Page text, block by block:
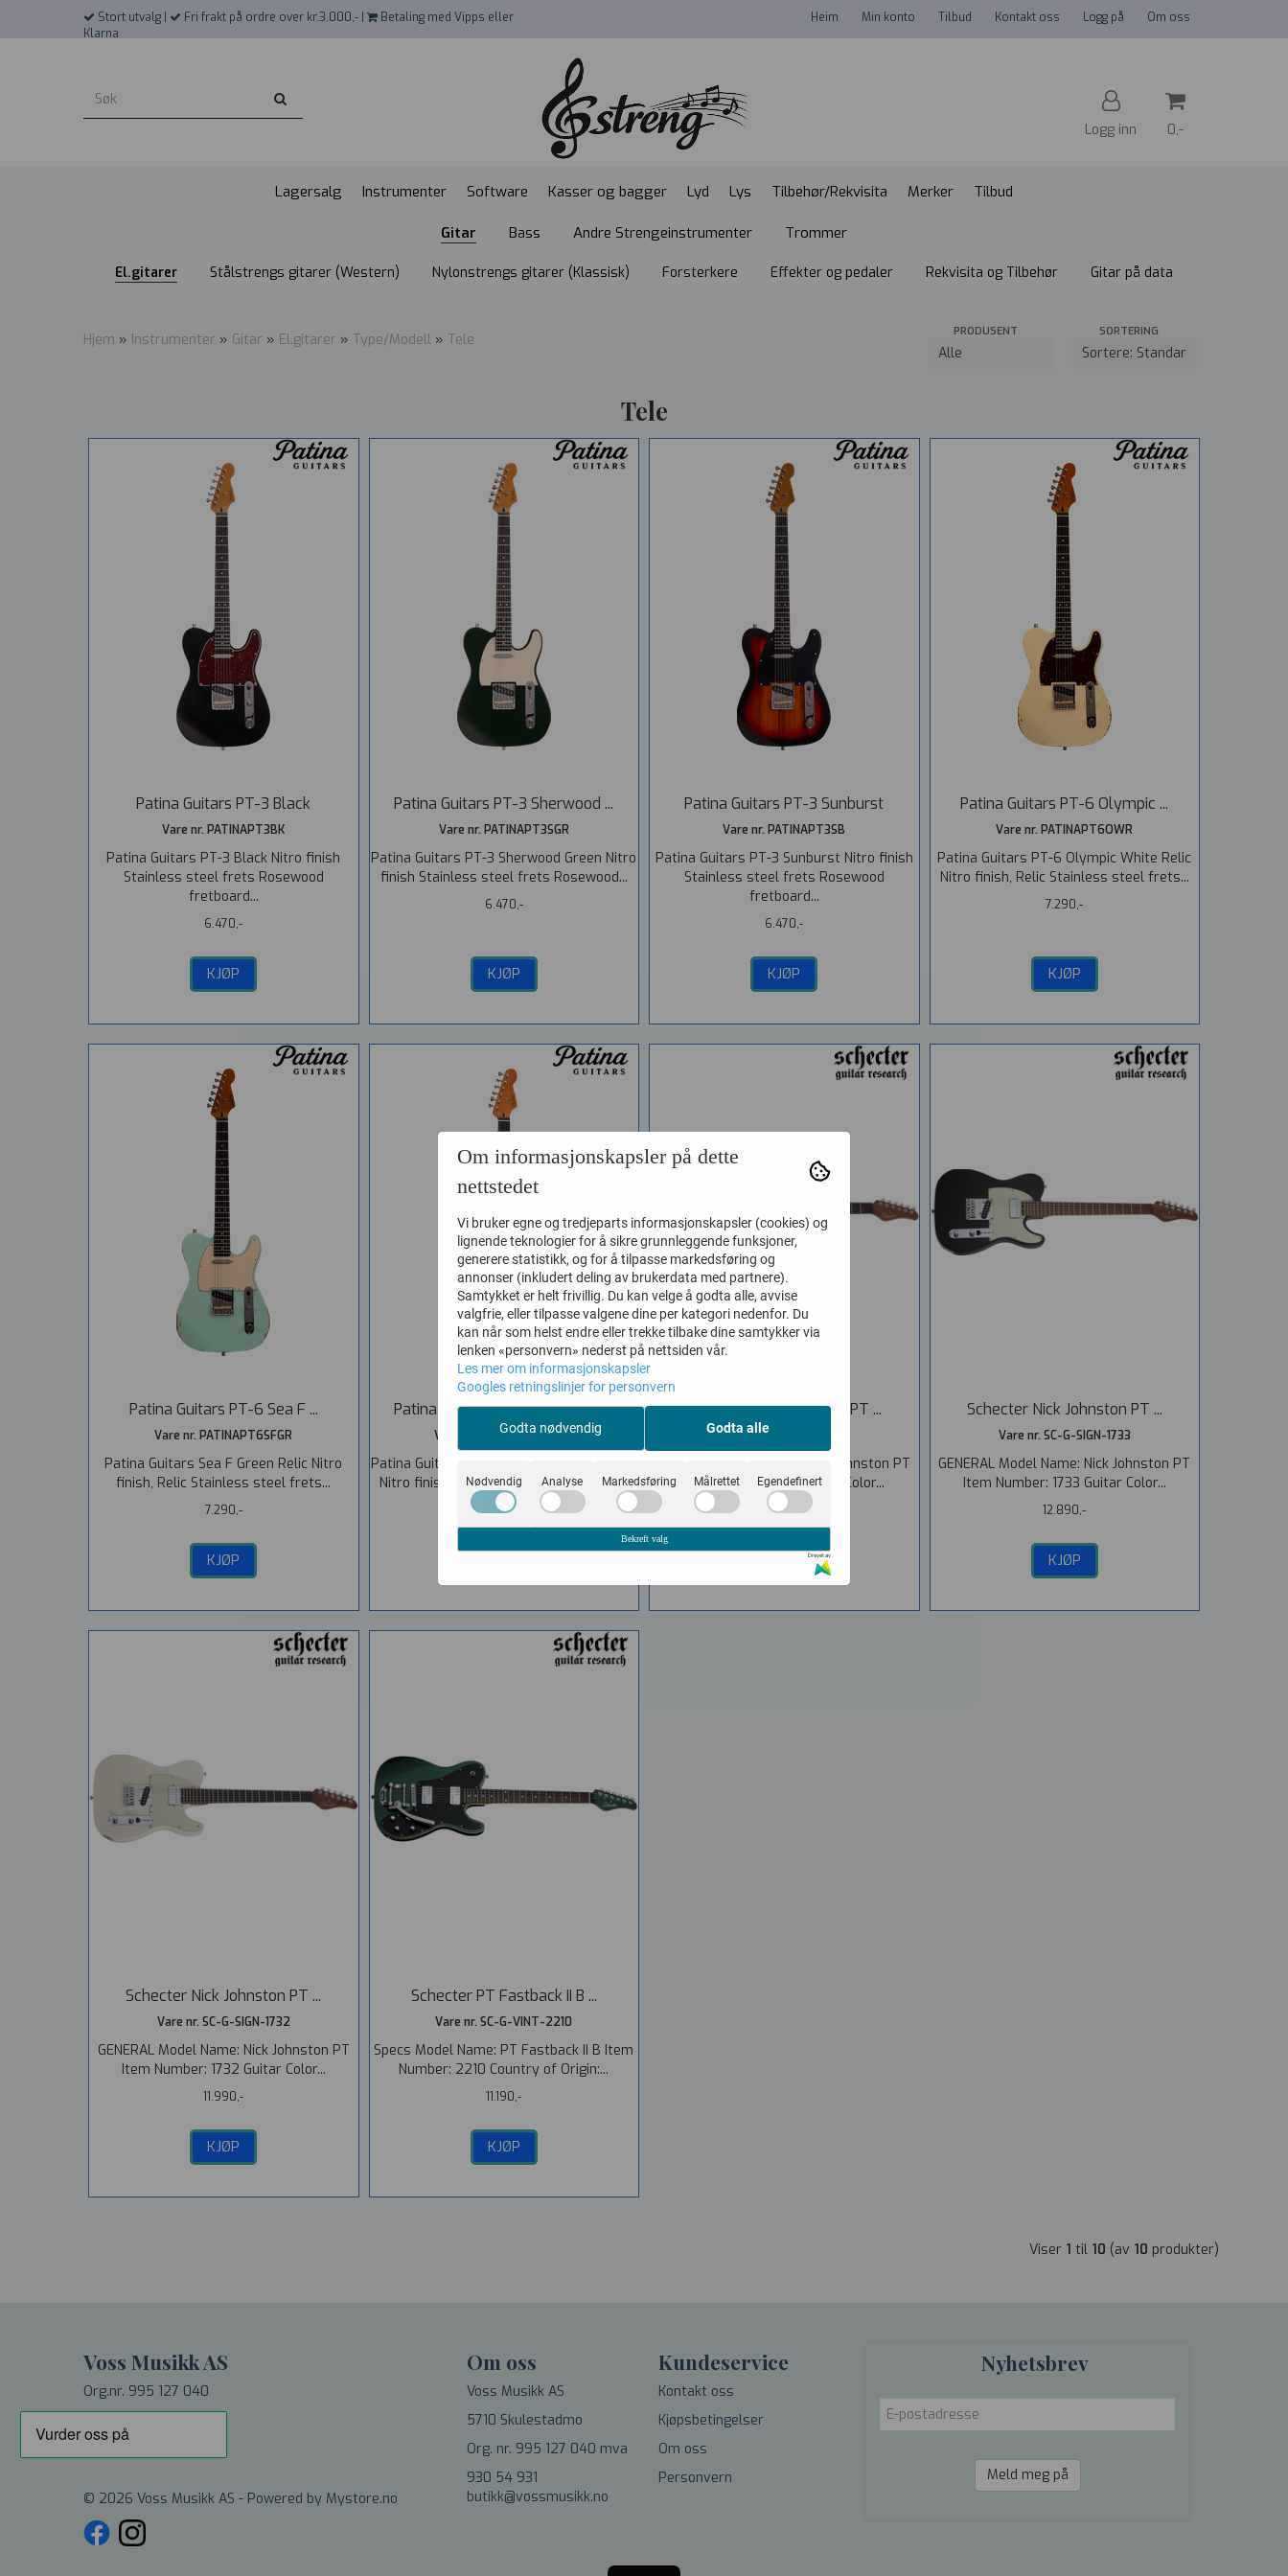
Stort utvalg | Fri frakt på ordre over kr.3.000,- |
Betaling med Vipps eller
Klarna
Heim Min konto Tilbud Kontakt oss Logg på Om oss
Logg inn 0,-
Lagersalg Instrumenter Software Kasser og bagger Lyd Lys Tilbehør/Rekvisita Merker Tilbud
Gitar Bass Andre Strengeinstrumenter Trommer
El.gitarer Stålstrengs gitarer (Western) Nylonstrengs gitarer (Klassisk) Forsterkere Effekter og pedaler Rekvisita og Tilbehør Gitar på data
Hjem » Instrumenter » Gitar » El.gitarer » Type/Modell » Tele PRODUSENT SORTERING
Tele
Patina Guitars PT-3 Black
Vare nr. PATINAPT3BK
Patina Guitars PT-3 Black Nitro finish
Stainless steel frets Rosewood
fretboard...
6.470,-
KJØP
Patina Guitars PT-3 Sherwood ...
Vare nr. PATINAPT3SGR
Patina Guitars PT-3 Sherwood Green Nitro
finish Stainless steel frets Rosewood...
6.470,-
KJØP
Patina Guitars PT-3 Sunburst
Vare nr. PATINAPT3SB
Patina Guitars PT-3 Sunburst Nitro finish
Stainless steel frets Rosewood
fretboard...
6.470,-
KJØP
Patina Guitars PT-6 Olympic ...
Vare nr. PATINAPT6OWR
Patina Guitars PT-6 Olympic White Relic
Nitro finish, Relic Stainless steel frets...
7.290,-
KJØP
Patina Guitars PT-6 Sea F ...
Vare nr. PATINAPT6SFGR
Patina Guitars Sea F Green Relic Nitro
finish, Relic Stainless steel frets...
7.290,-
KJØP
Patina Guitars PT-6 Sherwood ...
Vare nr. PATINAPT6SGRR
Patina Guitars PT-6 Sherwood Green Relic
Nitro finish, Relic Stainless steel frets...
7.290,-
Schecter Nick Johnston PT ...
Vare nr. SC-G-SIGN-1731
GENERAL Model Name: Nick Johnston PT
Item Number: 1731 Guitar Color...
12.890,-
Schecter Nick Johnston PT ...
Vare nr. SC-G-SIGN-1733
GENERAL Model Name: Nick Johnston PT
Item Number: 1733 Guitar Color...
12.890,-
KJØP
Schecter Nick Johnston PT ...
Vare nr. SC-G-SIGN-1732
GENERAL Model Name: Nick Johnston PT
Item Number: 1732 Guitar Color...
11.990,-
KJØP
Schecter PT Fastback II B ...
Vare nr. SC-G-VINT-2210
Specs Model Name: PT Fastback II B Item
Number: 2210 Country of Origin:...
11.190,-
KJØP
Viser 1 til 10 (av 10 produkter)
Voss Musikk AS
Org.nr. 995 127 040
© 2026 Voss Musikk AS - Powered by Mystore.no
Om oss
Voss Musikk AS
5710 Skulestadmo
Org. nr. 995 127 040 mva
930 54 931
butikk@vossmusikk.no
Kundeservice
Kontakt oss
Kjøpsbetingelser
Om oss
Personvern
Nyhetsbrev
Meld meg på
Trykk ENTER for å søke
Om informasjonskapsler på dette
nettstedet
Vi bruker egne og tredjeparts informasjonskapsler (cookies) og
lignende teknologier for å sikre grunnleggende funksjoner,
generere statistikk, og for å tilpasse markedsføring og
annonser (inkludert deling av brukerdata med partnere).
Samtykket er helt frivillig. Du kan velge å godta alle, avvise
valgfrie, eller tilpasse valgene dine per kategori nedenfor. Du
kan når som helst endre eller trekke tilbake dine samtykker via
lenken «personvern» nederst på nettsiden vår.
Les mer om informasjonskapsler
Googles retningslinjer for personvern
Godta nødvendig Godta alle
Nødvendig Analyse Markedsføring Målrettet Egendefinert
Bekreft valg
Drevet av